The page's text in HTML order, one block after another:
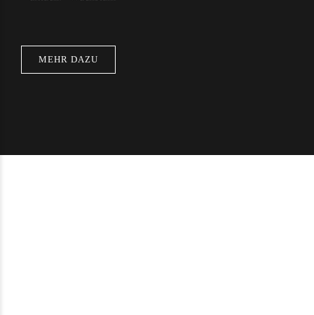
MEHR DAZU